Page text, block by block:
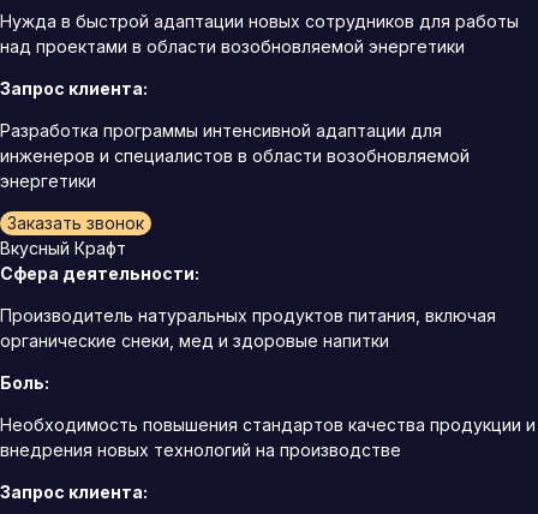
Нужда в быстрой адаптации новых сотрудников для работы
над проектами в области возобновляемой энергетики
Запрос клиента:
Разработка программы интенсивной адаптации для
инженеров и специалистов в области возобновляемой
энергетики
Заказать звонок
Вкусный Крафт
Сфера деятельности:
Производитель натуральных продуктов питания, включая
органические снеки, мед и здоровые напитки
Боль:
Необходимость повышения стандартов качества продукции и
внедрения новых технологий на производстве
Запрос клиента: